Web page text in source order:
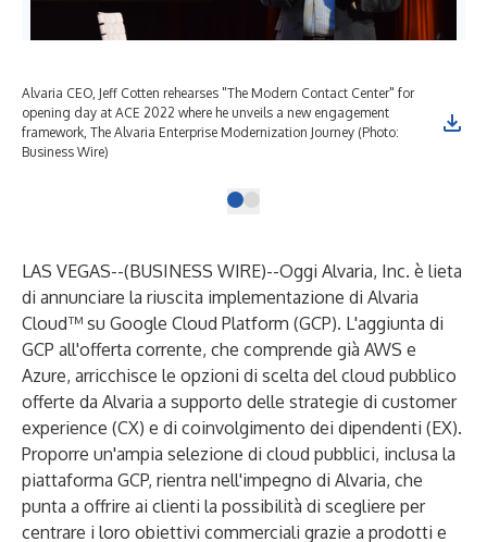
Alvaria CEO, Jeff Cotten rehearses "The Modern Contact Center" for
opening day at ACE 2022 where he unveils a new engagement
framework, The Alvaria Enterprise Modernization Journey (Photo:
Business Wire)
LAS VEGAS--(BUSINESS WIRE)--Oggi Alvaria, Inc. è lieta
di annunciare la riuscita implementazione di Alvaria
Cloud™ su Google Cloud Platform (GCP). L'aggiunta di
GCP all'offerta corrente, che comprende già AWS e
Azure, arricchisce le opzioni di scelta del cloud pubblico
offerte da Alvaria a supporto delle strategie di customer
experience (CX) e di coinvolgimento dei dipendenti (EX).
Proporre un'ampia selezione di cloud pubblici, inclusa la
piattaforma GCP, rientra nell'impegno di Alvaria, che
punta a offrire ai clienti la possibilità di scegliere per
centrare i loro obiettivi commerciali grazie a prodotti e